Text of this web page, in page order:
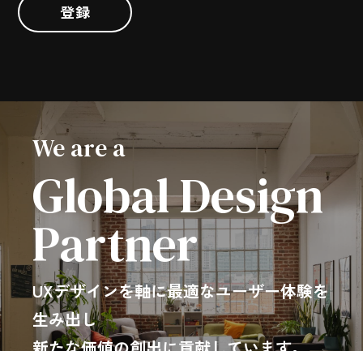
登録
We are a
Global Design
Partner
UXデザインを軸に最適なユーザー体験を
生み出し